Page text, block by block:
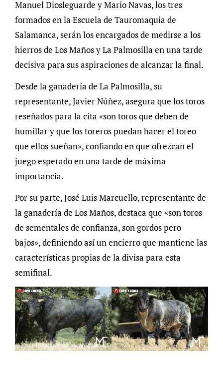
Manuel Diosleguarde y Mario Navas, los tres
formados en la Escuela de Tauromaquia de
Salamanca, serán los encargados de medirse a los
hierros de Los Maños y La Palmosilla en una tarde
decisiva para sus aspiraciones de alcanzar la final.
Desde la ganadería de La Palmosilla, su
representante, Javier Núñez, asegura que los toros
reseñados para la cita «son toros que deben de
humillar y que los toreros puedan hacer el toreo
que ellos sueñan», confiando en que ofrezcan el
juego esperado en una tarde de máxima
importancia.
Por su parte, José Luis Marcuello, representante de
la ganadería de Los Maños, destaca que «son toros
de sementales de confianza, son gordos pero
bajos», definiendo así un encierro que mantiene las
características propias de la divisa para esta
semifinal.